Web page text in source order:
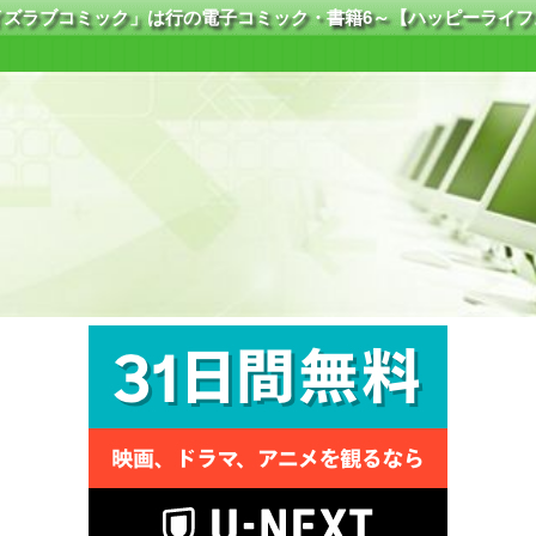
ラブコミック」は行の電子コミック・書籍6～【ハッピーライ